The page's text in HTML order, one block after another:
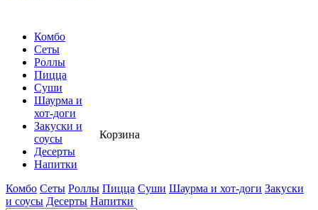
Комбо
Сеты
Роллы
Пицца
Суши
Шаурма и
хот-доги
Закуски и
соусы
Десерты
Напитки
Корзина
Комбо Сеты Роллы Пицца Суши Шаурма и хот-доги Закуски
и соусы Десерты Напитки